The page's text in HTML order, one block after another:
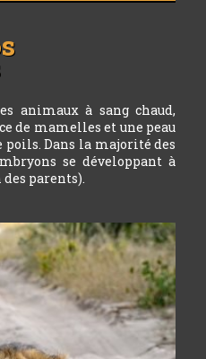
animaux à sang chaud,
de mamelles et une peau
Dans la majorité des
se développant à
parents).